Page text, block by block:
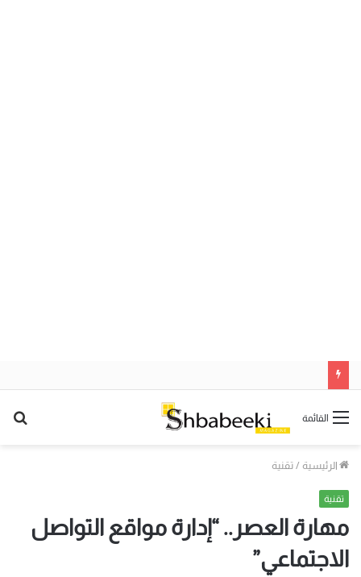
القائمة
الرئيسية / تقنية
تقنية
مهارة العصر.. “إدارة مواقع التواصل
الاجتماعي”